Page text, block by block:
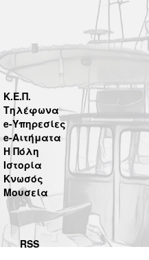
Κ.Ε.Π.
Τηλέφωνα
e-Υπηρεσίες
e-Αιτήματα
Η Πόλη
Ιστορία
Κνωσός
Μουσεία
RSS